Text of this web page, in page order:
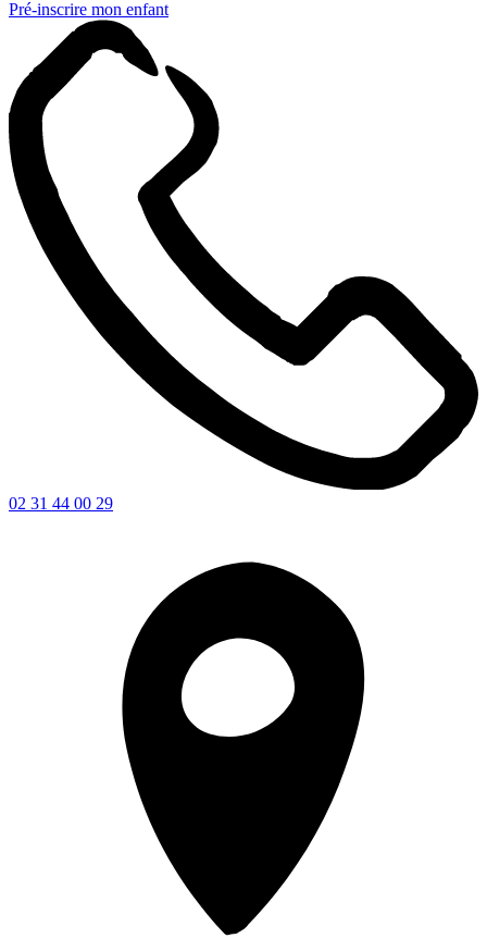
Pré-inscrire mon enfant
02 31 44 00 29